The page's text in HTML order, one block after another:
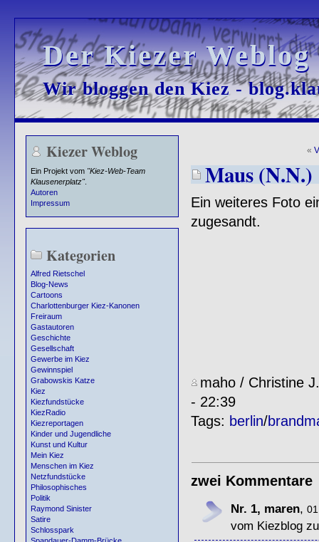
Der Kiezer
Der Kiezer
Wir bloggen den Kiez -
Wir bloggen den Kiez -
Kiezer Weblog
Ein Projekt vom "Kiez-Web-Team
Klausenerplatz".
Autoren
Impressum
Kategorien
Alfred Rietschel
Blog-News
Cartoons
Charlottenburger Kiez-Kanonen
Freiraum
Gastautoren
Geschichte
Gesellschaft
Gewerbe im Kiez
Gewinnspiel
Grabowskis Katze
Kiez
Kiezfundstücke
KiezRadio
Kiezreportagen
Kinder und Jugendliche
Kunst und Kultur
Mein Kiez
Menschen im Kiez
Netzfundstücke
Philosophisches
Politik
Raymond Sinister
Satire
Schlosspark
«
Maus (N.N.)
Ein weiteres Foto
zugesandt.
maho / Christine J.
- 22:39
Tags: berlin/
zwei Kommentare
Nr. 1, maren,
vom Kiezblog